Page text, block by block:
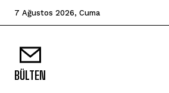
7 Ağustos 2026, Cuma
BÜLTEN